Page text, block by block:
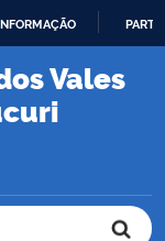
Vales